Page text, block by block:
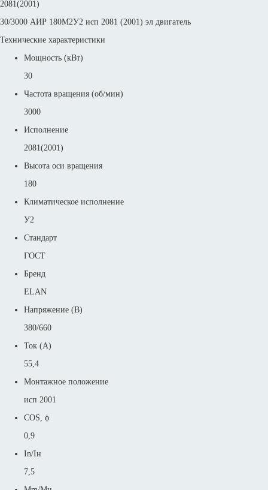
2081(2001)
30/3000 АИР 180М2У2 исп 2081 (2001) эл двигатель
Технические характеристики
Мощность (кВт)
30
Частота вращения (об/мин)
3000
Исполнение
2081(2001)
Высота оси вращения
180
Климатическое исполнение
У2
Стандарт
ГОСТ
Бренд
ELAN
Напряжение (В)
380/660
Ток (А)
55,4
Монтажное положение
исп 2001
COS, ϕ
0,9
In/Iн
7,5